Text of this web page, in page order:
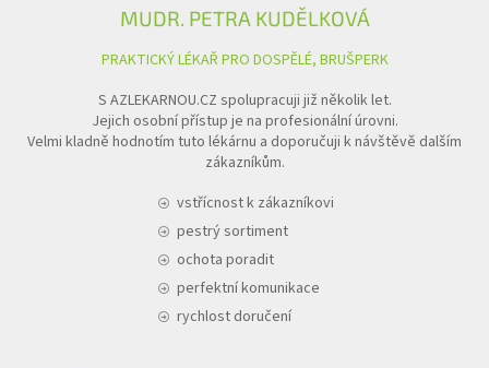
MUDR. PETRA KUDĚLKOVÁ
PRAKTICKÝ LÉKAŘ PRO DOSPĚLÉ, BRUŠPERK
S AZLEKARNOU.CZ spolupracuji již několik let.
Jejich osobní přístup je na profesionální úrovni.
Velmi kladně hodnotím tuto lékárnu a doporučuji k návštěvě dalším
zákazníkům.
vstřícnost k zákazníkovi
pestrý sortiment
ochota poradit
perfektní komunikace
rychlost doručení